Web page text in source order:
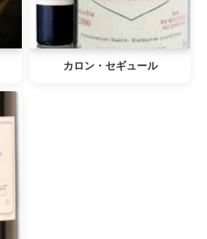
カロン・セギュール